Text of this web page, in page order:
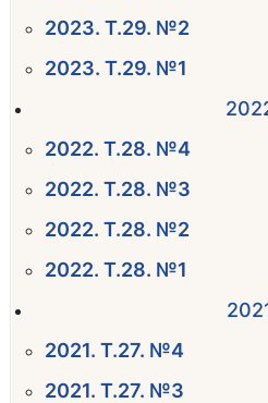
2023. Т.29. №2
2023. Т.29. №1
2022. Т.28. №4
2022. Т.28. №3
2022. Т.28. №2
2022. Т.28. №1
2021. Т.27. №4
2021. Т.27. №3